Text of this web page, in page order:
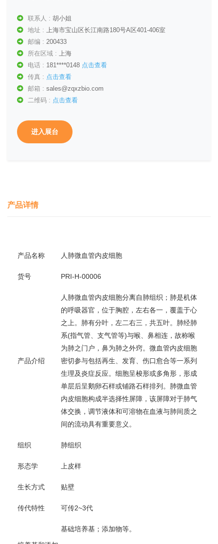
联系人 : 胡小姐
地址 : 上海市宝山区长江南路180号A区401-406室
邮编 : 200433
所在区域 : 上海
电话 : 181****0148 点击查看
传真 : 点击查看
邮箱 : sales@zqxzbio.com
二维码 : 点击查看
进入展台
产品详情
产品名称 人肺微血管内皮细胞
货号 PRI-H-00006
产品介绍
人肺微血管内皮细胞分离自肺组织；肺是机体
的呼吸器官，位于胸腔，左右各一，覆盖于心
之上。肺有分叶，左二右三，共五叶。肺经肺
系(指气管、支气管等)与喉、鼻相连，故称喉
为肺之门户，鼻为肺之外窍。微血管内皮细胞
密切参与包括再生、发育、伤口愈合等一系列
生理及炎症反应。细胞呈梭形或多角形，形成
单层后呈鹅卵石样或铺路石样排列。肺微血管
内皮细胞构成半选择性屏障，该屏障对于肺气
体交换，调节液体和可溶物在血液与肺间质之
间的流动具有重要意义。
组织 肺组织
形态学 上皮样
生长方式 贴壁
传代特性 可传2~3代
基础培养基；添加物等。